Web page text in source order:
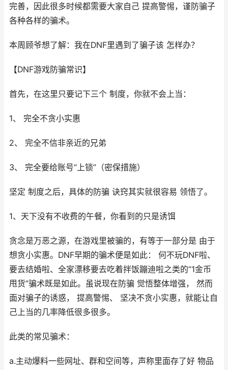
完善，因此很多时候都需要大家自己 提高警惕，谨防骗子
各种各样的骗术。
本周顾爷想了解：我在DNF里遇到了骗子该 怎样办？
【DNF游戏防骗常识】
首先，在这里只要记下三个 制度，你就不会上当：
1、 完全不贪小实惠
2、 完全不信非亲近的兄弟
3、 完全要给账号“上锁”（密保措施）
坚定 制度之后，具体的防骗 诀窍其实就很容易 领悟了。
1、天下没有不收费的午餐，你看到的只是诱饵
贪念是万恶之源，在游戏里被骗的，有等于一部分是 由于
想贪小实惠。DNF早期的骗术便是如此： 何不玩DNF啦、
要去结婚啦、全家漂移要去吃着拌饭蹦迪啦之类的“1金币
甩货”骗术既是如此。虽说现在防骗 觉悟整体增强， 然而
面对骗子的诱惑， 提高警惕、 坚决不贪小实惠，就能让自
己上当的几率降低很多很多。
此类的常见骗术：
a.主动爆料一些网址、群和空间等，声称里面存了好 物品